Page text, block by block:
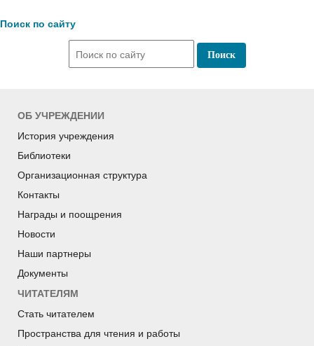
Поиск по сайту
ОБ УЧРЕЖДЕНИИ
История учреждения
Библиотеки
Организационная структура
Контакты
Награды и поощрения
Новости
Наши партнеры
Документы
ЧИТАТЕЛЯМ
Стать читателем
Пространства для чтения и работы